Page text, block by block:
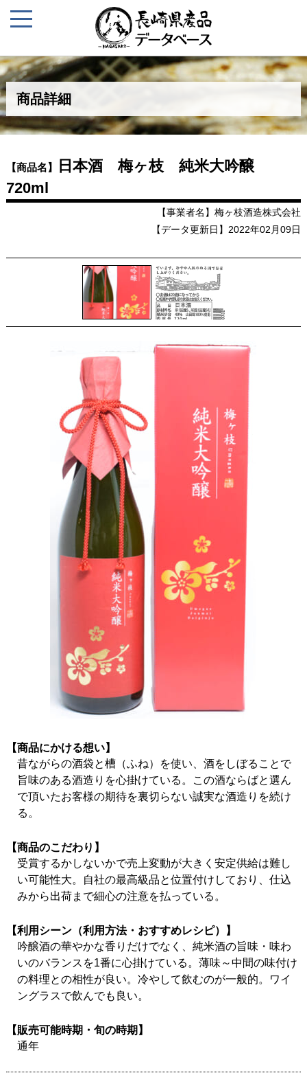
商品詳細
【商品名】
日本酒 梅ヶ枝 純米大吟醸
720ml
【事業者名】梅ヶ枝酒造株式会社
【データ更新日】2022年02月09日
【商品にかける想い】
昔ながらの酒袋と槽（ふね）を使い、酒をしぼることで
旨味のある酒造りを心掛けている。この酒ならばと選ん
で頂いたお客様の期待を裏切らない誠実な酒造りを続け
る。
【商品のこだわり】
受賞するかしないかで売上変動が大きく安定供給は難し
い可能性大。自社の最高級品と位置付けしており、仕込
みから出荷まで細心の注意を払っている。
【利用シーン（利用方法・おすすめレシピ）】
吟醸酒の華やかな香りだけでなく、純米酒の旨味・味わ
いのバランスを1番に心掛けている。薄味～中間の味付け
の料理との相性が良い。冷やして飲むのが一般的。ワイ
ングラスで飲んでも良い。
【販売可能時期・旬の時期】
通年